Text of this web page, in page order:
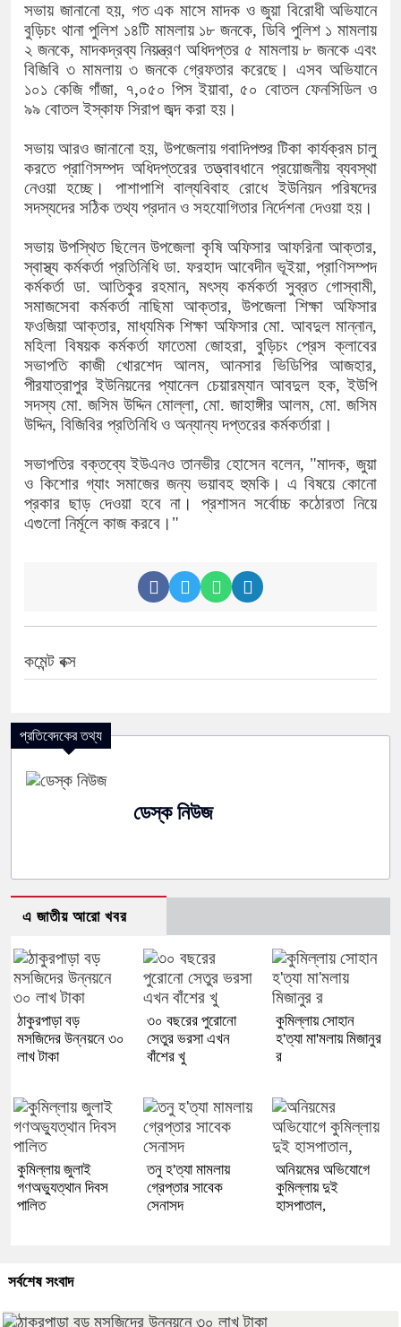
সভায় জানানো হয়, গত এক মাসে মাদক ও জুয়া বিরোধী অভিযানে
বুড়িচং থানা পুলিশ ১৪টি মামলায় ১৮ জনকে, ডিবি পুলিশ ১ মামলায়
২ জনকে, মাদকদ্রব্য নিয়ন্ত্রণ অধিদপ্তর ৫ মামলায় ৮ জনকে এবং
বিজিবি ৩ মামলায় ৩ জনকে গ্রেফতার করেছে। এসব অভিযানে
১০১ কেজি গাঁজা, ৭,০৫০ পিস ইয়াবা, ৫০ বোতল ফেনসিডিল ও
৯৯ বোতল ইস্কাফ সিরাপ জব্দ করা হয়।
সভায় আরও জানানো হয়, উপজেলায় গবাদিপশুর টিকা কার্যক্রম চালু
করতে প্রাণিসম্পদ অধিদপ্তরের তত্ত্বাবধানে প্রয়োজনীয় ব্যবস্থা
নেওয়া হচ্ছে। পাশাপাশি বাল্যবিবাহ রোধে ইউনিয়ন পরিষদের
সদস্যদের সঠিক তথ্য প্রদান ও সহযোগিতার নির্দেশনা দেওয়া হয়।
সভায় উপস্থিত ছিলেন উপজেলা কৃষি অফিসার আফরিনা আক্তার,
স্বাস্থ্য কর্মকর্তা প্রতিনিধি ডা. ফরহাদ আবেদীন ভূইয়া, প্রাণিসম্পদ
কর্মকর্তা ডা. আতিকুর রহমান, মৎস্য কর্মকর্তা সুব্রত গোস্বামী,
সমাজসেবা কর্মকর্তা নাছিমা আক্তার, উপজেলা শিক্ষা অফিসার
ফওজিয়া আক্তার, মাধ্যমিক শিক্ষা অফিসার মো. আবদুল মান্নান,
মহিলা বিষয়ক কর্মকর্তা ফাতেমা জোহরা, বুড়িচং প্রেস ক্লাবের
সভাপতি কাজী খোরশেদ আলম, আনসার ভিডিপির আজহার,
পীরযাত্রাপুর ইউনিয়নের প্যানেল চেয়ারম্যান আবদুল হক, ইউপি
সদস্য মো. জসিম উদ্দিন মোল্লা, মো. জাহাঙ্গীর আলম, মো. জসিম
উদ্দিন, বিজিবির প্রতিনিধি ও অন্যান্য দপ্তরের কর্মকর্তারা।
সভাপতির বক্তব্যে ইউএনও তানভীর হোসেন বলেন, "মাদক, জুয়া
ও কিশোর গ্যাং সমাজের জন্য ভয়াবহ হুমকি। এ বিষয়ে কোনো
প্রকার ছাড় দেওয়া হবে না। প্রশাসন সর্বোচ্চ কঠোরতা নিয়ে
এগুলো নির্মূলে কাজ করবে।"
কমেন্ট বক্স
প্রতিবেদকের তথ্য
ডেস্ক নিউজ
এ জাতীয় আরো খবর
ঠাকুরপাড়া বড়
মসজিদের উন্নয়নে ৩০
লাখ টাকা
৩০ বছরের পুরোনো
সেতুর ভরসা এখন
বাঁশের খু
কুমিল্লায় সোহান
হ'ত্যা মা'মলায় মিজানুর
র
কুমিল্লায় জুলাই
গণঅভ্যুত্থান দিবস
পালিত
তনু হ'ত্যা মামলায়
গ্রেপ্তার সাবেক
সেনাসদ
অনিয়মের অভিযোগে
কুমিল্লায় দুই
হাসপাতাল,
সর্বশেষ সংবাদ